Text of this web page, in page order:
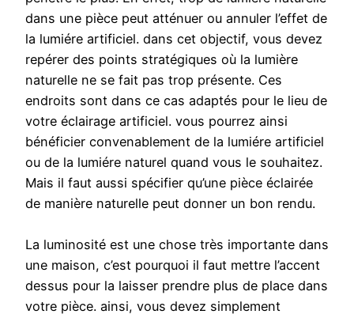
dans une pièce peut atténuer ou annuler l’effet de
la lumiére artificiel. dans cet objectif, vous devez
repérer des points stratégiques où la lumière
naturelle ne se fait pas trop présente. Ces
endroits sont dans ce cas adaptés pour le lieu de
votre éclairage artificiel. vous pourrez ainsi
bénéficier convenablement de la lumiére artificiel
ou de la lumiére naturel quand vous le souhaitez.
Mais il faut aussi spécifier qu’une pièce éclairée
de manière naturelle peut donner un bon rendu.
La luminosité est une chose très importante dans
une maison, c’est pourquoi il faut mettre l’accent
dessus pour la laisser prendre plus de place dans
votre pièce. ainsi, vous devez simplement